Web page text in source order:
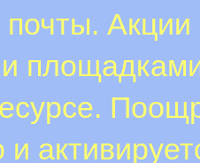
почты.
и